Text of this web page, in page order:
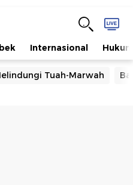
Internasional Hukum
Tuah-Marwah